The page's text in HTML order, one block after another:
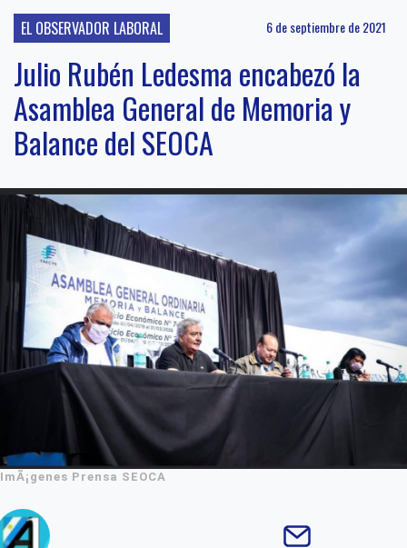
EL OBSERVADOR LABORAL 6 de septiembre de 2021
Julio Rubén Ledesma encabezó la
Asamblea General de Memoria y
Balance del SEOCA
ImÃ¡genes Prensa SEOCA